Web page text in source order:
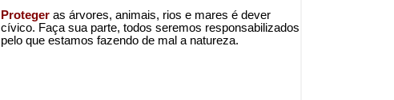
Protegeras árvores, animais, rios e mares é dever
cívico. Faça sua parte, todos seremos responsabilizados
pelo que estamos fazendo de mal a natureza.